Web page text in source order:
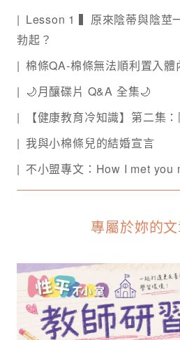
Lesson 1 ▍原來陰蒂與陰莖
勃起？
棉條QA-棉條無法順利置入體
🌙月釀碟片 Q&A 全集🌙
【健康教育冷知識】第二集
我與小棉條兒的結婚宣言
不小盟專文：How I met you
專屬於妳的